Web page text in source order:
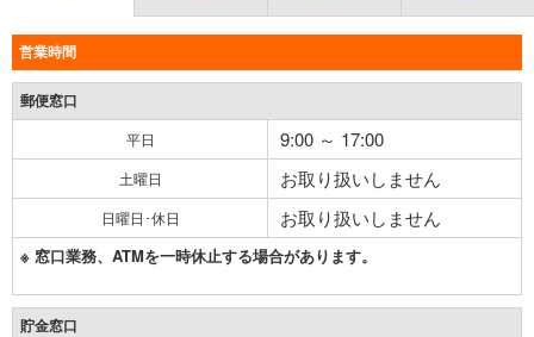
営業時間
郵便窓口
平日 9:00 ～ 17:00
土曜日 お取り扱いしません
日曜日･休日 お取り扱いしません
※ 窓口業務、ATMを一時休止する場合があります。
貯金窓口